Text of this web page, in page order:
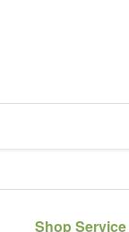
Shop Service